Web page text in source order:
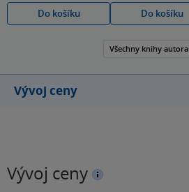
Do košíku
Do košíku
Všechny knihy autora
Vývoj ceny
Vývoj ceny